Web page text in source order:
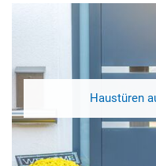
Haustüren